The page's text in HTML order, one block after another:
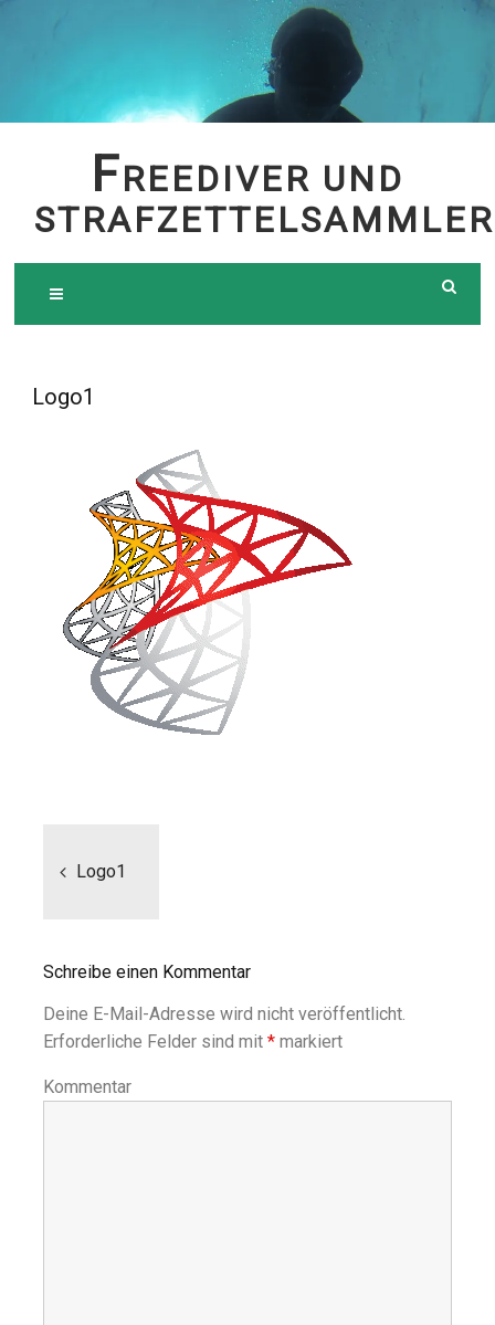
FREEDIVER UND
STRAFZETTELSAMMLER
Logo1
Logo1
Schreibe einen Kommentar
Deine E-Mail-Adresse wird nicht veröffentlicht.
Erforderliche Felder sind mit * markiert
Kommentar